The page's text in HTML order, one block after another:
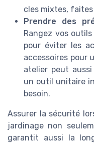
cles mixtes,
Prendre des
Rangez vos
pour éviter les
accessoires pour
atelier peut
un outil unitaire
besoin.
Assurer la sécurité
jardinage non
garantit aussi la